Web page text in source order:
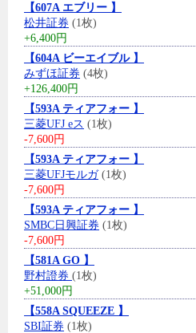
【607A エブリー 】
松井証券 (1枚)
+6,400円
【604A ビーエイブル 】
みずほ証券 (4枚)
+126,400円
【593A ティアフォー 】
三菱UFJ eス (1枚)
-7,600円
【593A ティアフォー 】
三菱UFJモルガ(1枚)
-7,600円
【593A ティアフォー 】
SMBC日興証券 (1枚)
-7,600円
【581A GO 】
野村證券 (1枚)
+51,000円
【558A SQUEEZE 】
SBI証券 (1枚)